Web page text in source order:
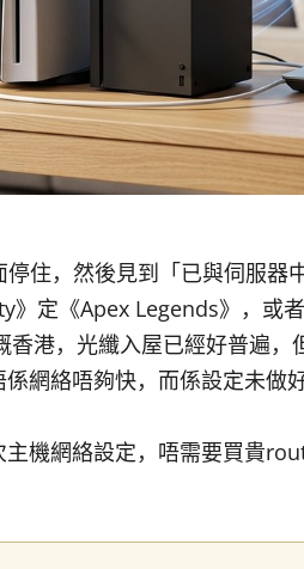
住，然後見到「已與伺服
》定《Apex Legends》，或
香港，光纖入屋已經好普遍
網絡唔夠快，而係設定未做好
機網絡設定，唔需要買貴